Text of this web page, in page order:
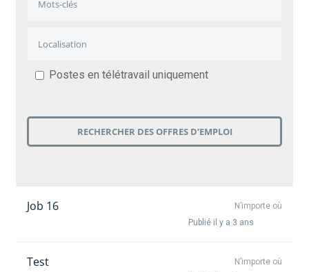
Postes en télétravail uniquement
Job 16
N’importe où
Publié il y a 3 ans
Test
N’importe où